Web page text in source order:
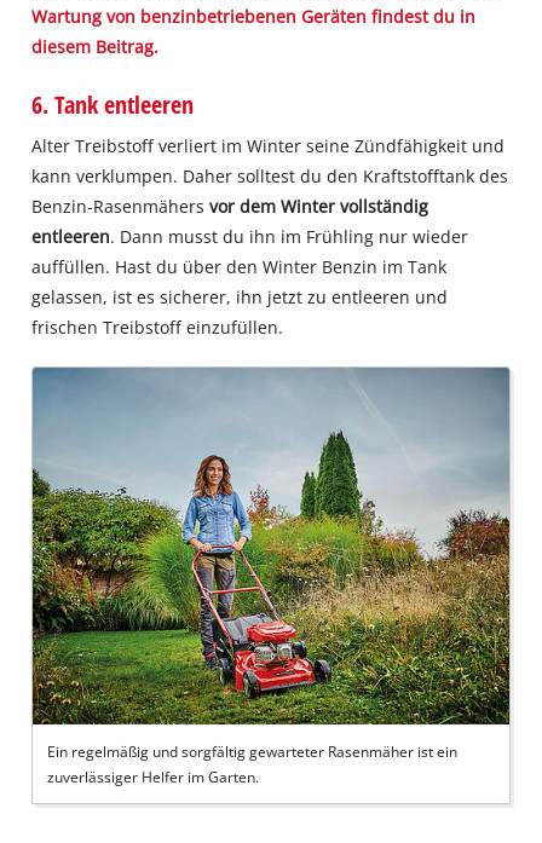
Wartung von benzinbetriebenen Geräten findest du in
diesem Beitrag.
6. Tank entleeren
Alter Treibstoff verliert im Winter seine Zündfähigkeit und
kann verklumpen. Daher solltest du den Kraftstofftank des
Benzin‐Rasenmähersvor dem Winter vollständig
entleeren. Dann musst du ihn im Frühling nur wieder
auffüllen. Hast du über den Winter Benzin im Tank
gelassen, ist es sicherer, ihn jetzt zu entleeren und
frischen Treibstoff einzufüllen.
Ein regelmäßig und sorgfältig gewarteter Rasenmäher ist ein
zuverlässiger Helfer im Garten.